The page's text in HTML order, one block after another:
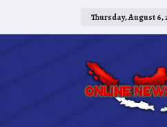
Thursday, August 6,